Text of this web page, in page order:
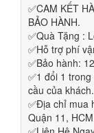
✅CAM KẾT
BẢO HÀNH.
✅Quà Tặng :
✅Hỗ trợ phí
✅Bảo hành:
✅1 đổi 1
cầu của khách.
✅Địa chỉ mua
Quận 11,